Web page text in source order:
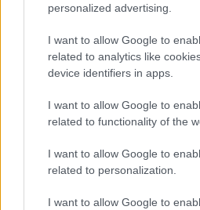
personalized advertising.
I want to allow Google to
related to analytics like
device identifiers in apps.
I want to allow Google to
related to functionality of the
I want to allow Google to
related to personalization.
I want to allow Google to
1968. A Prágai Tavasz
próbálják a szovjet
autókból épített